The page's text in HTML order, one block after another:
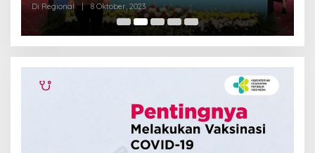
Di Regional | 8 Oktober, 2023